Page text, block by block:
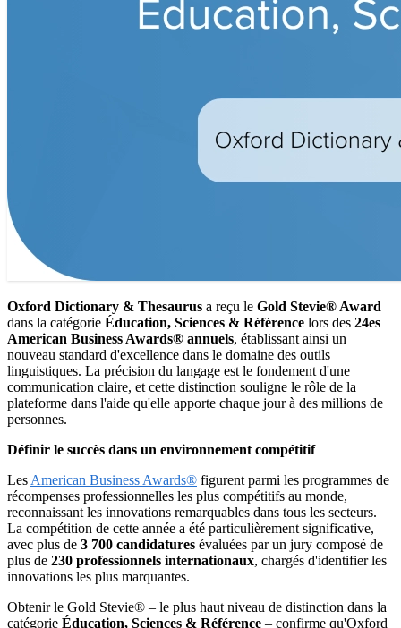
Oxford Dictionary & Thesaurus a reçu le Gold Stevie® Award
dans la catégorie Éducation, Sciences & Référence lors des 24es
American Business Awards® annuels, établissant ainsi un
nouveau standard d'excellence dans le domaine des outils
linguistiques. La précision du langage est le fondement d'une
communication claire, et cette distinction souligne le rôle de la
plateforme dans l'aide qu'elle apporte chaque jour à des millions de
personnes.
Définir le succès dans un environnement compétitif
Les American Business Awards® figurent parmi les programmes de
récompenses professionnelles les plus compétitifs au monde,
reconnaissant les innovations remarquables dans tous les secteurs.
La compétition de cette année a été particulièrement significative,
avec plus de 3 700 candidatures évaluées par un jury composé de
plus de 230 professionnels internationaux, chargés d'identifier les
innovations les plus marquantes.
Obtenir le Gold Stevie® – le plus haut niveau de distinction dans la
catégorie Éducation, Sciences & Référence – confirme qu'Oxford